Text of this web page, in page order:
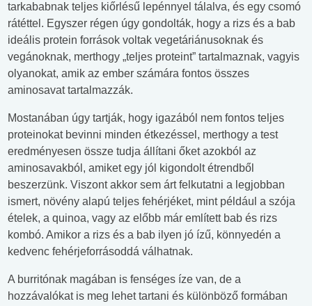
tarkababnak teljes kiőrlésű lepénnyel tálalva, és egy csomó
rátéttel. Egyszer régen úgy gondolták, hogy a rizs és a bab
ideális protein források voltak vegetáriánusoknak és
vegánoknak, merthogy „teljes proteint” tartalmaznak, vagyis
olyanokat, amik az ember számára fontos összes
aminosavat tartalmazzák.
Mostanában úgy tartják, hogy igazából nem fontos teljes
proteinokat bevinni minden étkezéssel, merthogy a test
eredményesen össze tudja állítani őket azokból az
aminosavakból, amiket egy jól kigondolt étrendből
beszerzünk. Viszont akkor sem árt felkutatni a legjobban
ismert, növény alapú teljes fehérjéket, mint például a szója
ételek, a quinoa, vagy az előbb már említett bab és rizs
kombó. Amikor a rizs és a bab ilyen jó ízű, könnyedén a
kedvenc fehérjeforrásoddá válhatnak.
A burritónak magában is fenséges íze van, de a
hozzávalókat is meg lehet tartani és különböző formában